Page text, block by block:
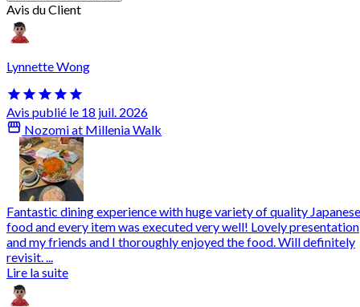
Avis du Client
Lynnette Wong
Avis publié le 18 juil. 2026
Nozomi at Millenia Walk
Fantastic dining experience with huge variety of quality Japanese
food and every item was executed very well! Lovely presentation
and my friends and I thoroughly enjoyed the food. Will definitely
revisit. ...
Lire la suite